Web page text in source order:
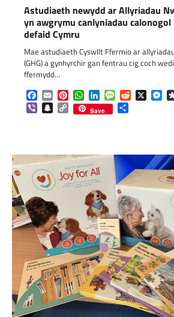
Astudiaeth newydd ar Allyriadau
yn awgrymu canlyniadau
defaid Cymru
Mae astudiaeth Cyswllt Ffermio ar
(GHG) a gynhyrchir gan fentrau cig coch
ffermydd…
Facebook
EmailPinterestWhatsApp
LinkedInMessageReddit
X
ViberSnapchat
Copy
Link
Save